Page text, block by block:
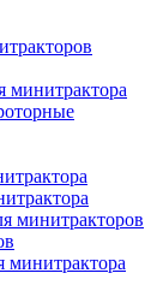
минитрактора
минитракторов
минитрактора